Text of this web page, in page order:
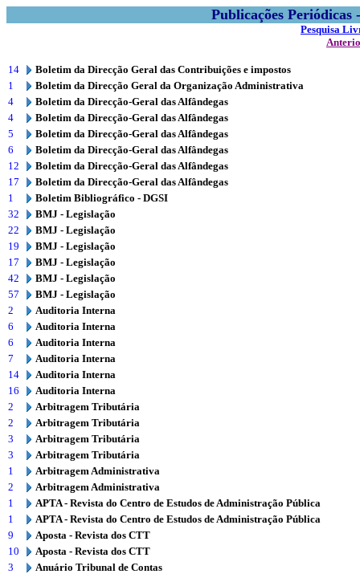
Publicações
Pesquisa
14
Boletim da Direcção Geral das Contribuições e impostos
1
Boletim da Direcção Geral da Organização Administrativa
4
Boletim da Direcção-Geral das Alfândegas
4
Boletim da Direcção-Geral das Alfândegas
5
Boletim da Direcção-Geral das Alfândegas
6
Boletim da Direcção-Geral das Alfândegas
12
Boletim da Direcção-Geral das Alfândegas
17
Boletim da Direcção-Geral das Alfândegas
1
Boletim Bibliográfico - DGSI
32
BMJ - Legislação
22
BMJ - Legislação
19
BMJ - Legislação
17
BMJ - Legislação
42
BMJ - Legislação
57
BMJ - Legislação
2
Auditoria Interna
6
Auditoria Interna
6
Auditoria Interna
7
Auditoria Interna
14
Auditoria Interna
16
Auditoria Interna
2
Arbitragem Tributária
2
Arbitragem Tributária
3
Arbitragem Tributária
3
Arbitragem Tributária
1
Arbitragem Administrativa
2
Arbitragem Administrativa
1
APTA - Revista do Centro de Estudos de Administração Pública
1
APTA - Revista do Centro de Estudos de Administração Pública
9
Aposta - Revista dos CTT
10
Aposta - Revista dos CTT
3
Anuário Tribunal de Contas